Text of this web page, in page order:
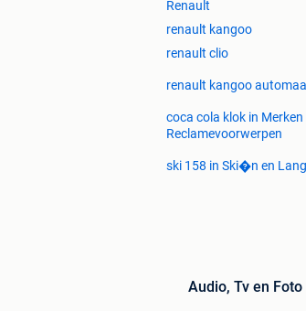
Renault
renault kangoo
renault clio
renault kangoo
coca cola klok in Merken
Reclamevoorwerpen
ski 158 in Ski�n en
Audio, Tv en Foto